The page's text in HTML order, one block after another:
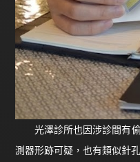
光澤診所也因涉診間有偷
測器形跡可疑，也有類似針